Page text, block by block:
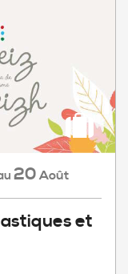
20 Août
et